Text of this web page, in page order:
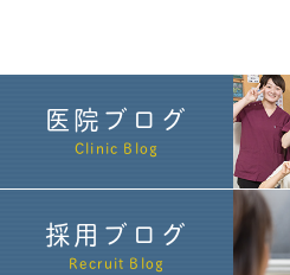
医院ブログ
Clinic Blog
採用ブログ
Recruit Blog